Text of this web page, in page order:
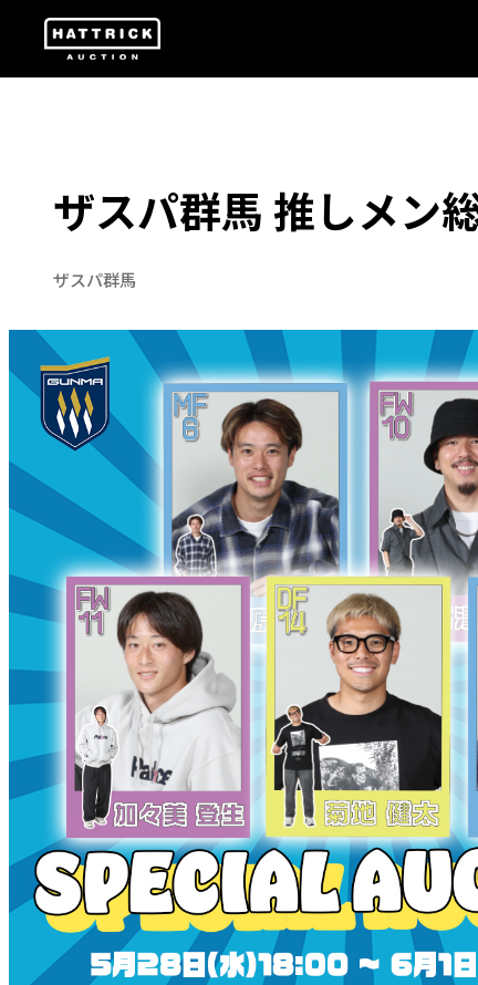
ザスパ群馬 推しメン
ザスパ群馬